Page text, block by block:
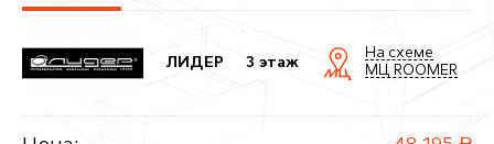
ЛИДЕР 3 этаж
На схеме
МЦ ROOMER